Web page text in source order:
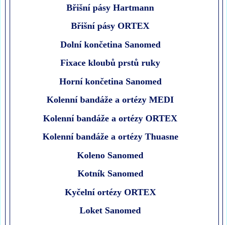
Břišní pásy Hartmann
Břišní pásy ORTEX
Dolní končetina Sanomed
Fixace kloubů prstů ruky
Horní končetina Sanomed
Kolenní bandáže a ortézy MEDI
Kolenní bandáže a ortézy ORTEX
Kolenní bandáže a ortézy Thuasne
Koleno Sanomed
Kotník Sanomed
Kyčelní ortézy ORTEX
Loket Sanomed